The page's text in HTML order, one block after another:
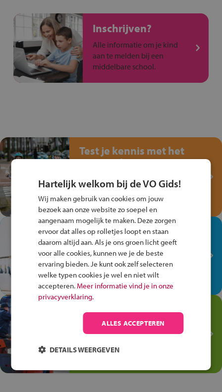
Inschrijven?
Alle informatie om je kind
aan te melden bij een
middelbare school.
Test je kennis met het
Fiets Veilig
Speel het Fiets Veilig Verkeersspel
en win een Cortina-fiets!
In de winkel ben je op je
plek!
Ontdek via het vmbo jouw talent
op de winkelvloer, waar elke dag
anders is!
Transport en Logistiek
Kies voor vmbo Transport en
logistiek: daar kun je mee
Hartelijk welkom bij de VO Gids!
Wij maken gebruik van cookies om jouw
bezoek aan onze website zo soepel en
aangenaam mogelijk te maken. Deze zorgen
ervoor dat alles op rolletjes loopt en staan
daarom altijd aan. Als je ons groen licht geeft
voor alle cookies, kunnen we je de beste
ervaring bieden. Je kunt ook zelf selecteren
welke typen cookies je wel en niet wilt
accepteren. Meer informatie vind je in onze
privacyverklaring.
ALLES ACCEPTEREN
DETAILS WEERGEVEN